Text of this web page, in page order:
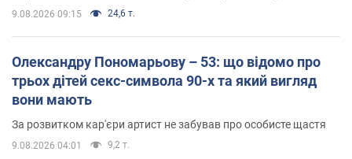
9.08.2026 09:15 24,6 т.
Олександру Пономарьову – 53: що відомо про
трьох дітей секс-символа 90-х та який вигляд
вони мають
За розвитком кар'єри артист не забував про особисте щастя
9.08.2026 04:01 9,2 т.